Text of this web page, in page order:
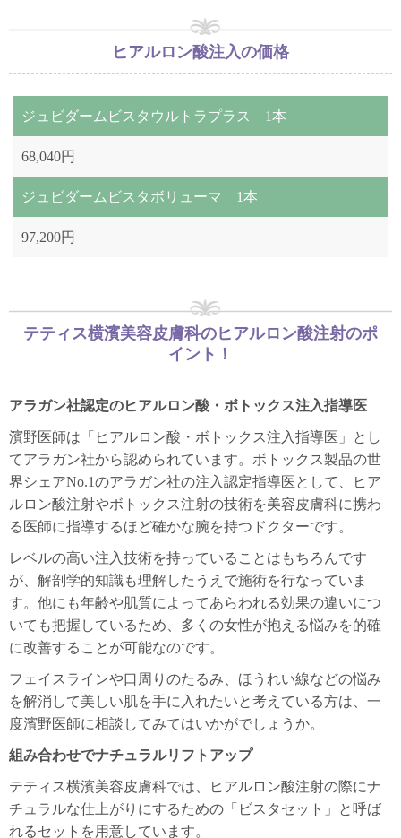
ヒアルロン酸注入の価格
ジュビダームビスタウルトラプラス 1本
68,040円
ジュビダームビスタボリューマ 1本
97,200円
テティス横濱美容皮膚科のヒアルロン酸注射のポ
イント！
アラガン社認定のヒアルロン酸・ボトックス注入指導医
濱野医師は「ヒアルロン酸・ボトックス注入指導医」とし
てアラガン社から認められています。ボトックス製品の世
界シェアNo.1のアラガン社の注入認定指導医として、ヒア
ルロン酸注射やボトックス注射の技術を美容皮膚科に携わ
る医師に指導するほど確かな腕を持つドクターです。
レベルの高い注入技術を持っていることはもちろんです
が、解剖学的知識も理解したうえで施術を行なっていま
す。他にも年齢や肌質によってあらわれる効果の違いにつ
いても把握しているため、多くの女性が抱える悩みを的確
に改善することが可能なのです。
フェイスラインや口周りのたるみ、ほうれい線などの悩み
を解消して美しい肌を手に入れたいと考えている方は、一
度濱野医師に相談してみてはいかがでしょうか。
組み合わせでナチュラルリフトアップ
テティス横濱美容皮膚科では、ヒアルロン酸注射の際にナ
チュラルな仕上がりにするための「ビスタセット」と呼ば
れるセットを用意しています。